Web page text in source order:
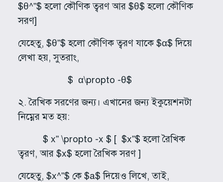
$θ^”$ হলো কৌণিক ত্বরণ আর $θ$ হলো কৌণিক
সরণ]
যেহেতু, $θ”$ হলো কৌণিক ত্বরণ যাকে $α$ দিয়ে
লেখা হয়, সুতরাং,
$ α\propto -θ$
২. রৈখিক সরণের জন্য। এখানের জন্য ইকুয়েশনটা
নিম্নের মত হয়:
$ x” \propto -x $ [ $x”$ হলো রৈখিক
ত্বরণ, আর $x$ হলো রৈখিক সরণ ]
যেহেতু, $x^”$ কে $a$ দিয়েও লিখে, তাই,